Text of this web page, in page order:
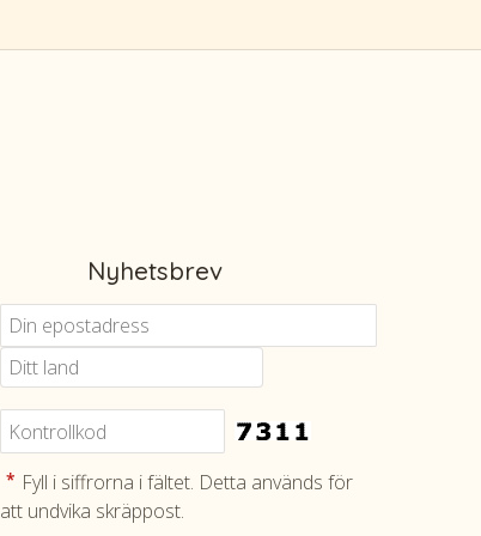
Nyhetsbrev
* Fyll i siffrorna i fältet. Detta används för
att undvika skräppost.